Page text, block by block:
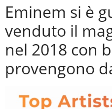
Eminem si è
venduto il
nel 2018 con
provengono